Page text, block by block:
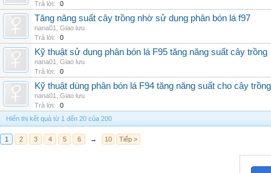
Trả lời:
0
Tăng năng suất cây trồng nhờ sử dụng phân bón lá f97
nana01
Giao lưu
Trả lời:
0
Kỹ thuật sử dụng phân bón lá F95 tăng năng suất cây trồng
nana01
Giao lưu
Trả lời:
0
Kỹ thuật dùng phân bón lá F94 tăng năng suất cho cây trồng
nana01
Giao lưu
Trả lời:
0
Hiển thị kết quả từ 1 đến 20 của 200
1 2 3 4 5 6 → 10 Tiếp >